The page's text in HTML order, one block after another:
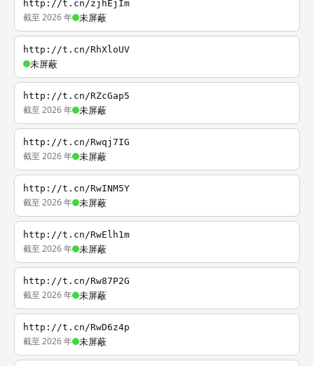
http://t.cn/zjhEjIm
截至 2026 年 未屏蔽
http://t.cn/RhXloUV
未屏蔽
http://t.cn/RZcGap5
截至 2026 年 未屏蔽
http://t.cn/Rwqj7IG
截至 2026 年 未屏蔽
http://t.cn/RwINM5Y
截至 2026 年 未屏蔽
http://t.cn/RwElh1m
截至 2026 年 未屏蔽
http://t.cn/Rw87P2G
截至 2026 年 未屏蔽
http://t.cn/RwD6z4p
截至 2026 年 未屏蔽